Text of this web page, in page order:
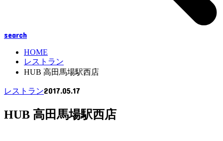
search
HOME
レストラン
HUB 高田馬場駅西店
レストラン2017.05.17
HUB 高田馬場駅西店